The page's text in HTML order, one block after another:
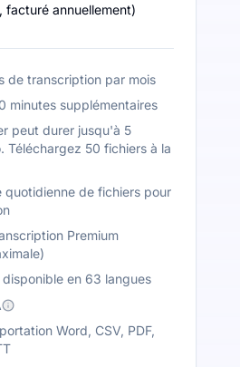
, facturé annuellement)
de transcription par mois
minutes supplémentaires
peut durer jusqu'à 5
Téléchargez 50 fichiers à la
quotidienne de fichiers pour
Premium
en 63 langues
Word, CSV, PDF,